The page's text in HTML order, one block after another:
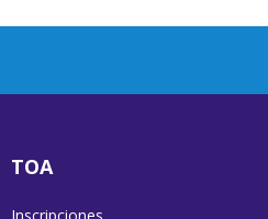
TOA
Inscripciones